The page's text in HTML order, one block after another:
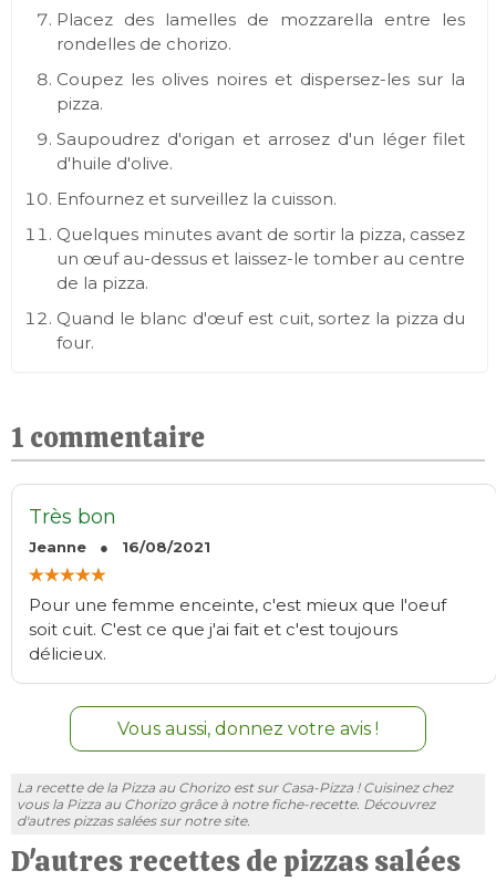
Placez des lamelles de mozzarella entre les
rondelles de chorizo.
Coupez les olives noires et dispersez-les sur la
pizza.
Saupoudrez d'origan et arrosez d'un léger filet
d'huile d'olive.
Enfournez et surveillez la cuisson.
Quelques minutes avant de sortir la pizza, cassez
un œuf au-dessus et laissez-le tomber au centre
de la pizza.
Quand le blanc d'œuf est cuit, sortez la pizza du
four.
1 commentaire
Très bon
Jeanne ● 16/08/2021
Pour une femme enceinte, c'est mieux que l'oeuf
soit cuit. C'est ce que j'ai fait et c'est toujours
délicieux.
Vous aussi, donnez votre avis !
La recette de la Pizza au Chorizo est sur Casa-Pizza ! Cuisinez chez
vous la Pizza au Chorizo grâce à notre fiche-recette. Découvrez
d'autres pizzas salées sur notre site.
D'autres recettes de pizzas salées